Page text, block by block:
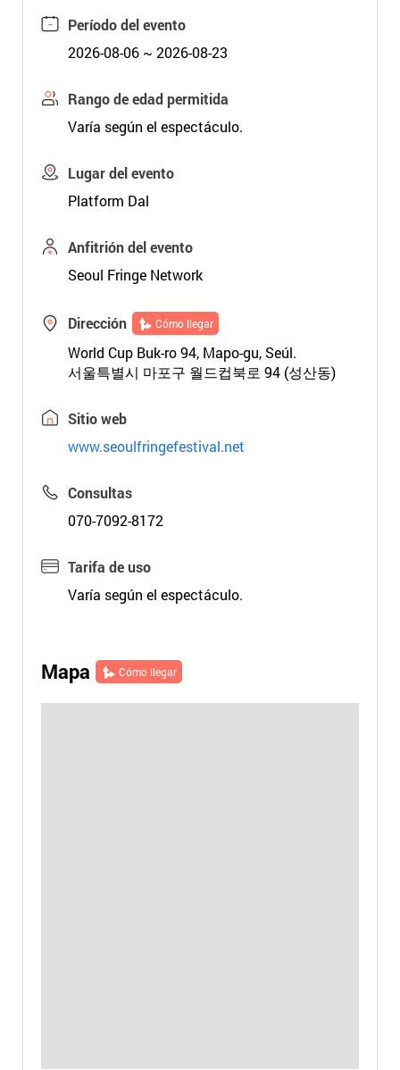
Período del evento
2026-08-06 ~ 2026-08-23
Rango de edad permitida
Varía según el espectáculo.
Lugar del evento
Platform Dal
Anfitrión del evento
Seoul Fringe Network
Dirección Cómo llegar
World Cup Buk-ro 94, Mapo-gu, Seúl.
서울특별시 마포구 월드컵북로 94 (성산동)
Sitio web
www.seoulfringefestival.net
Consultas
070-7092-8172
Tarifa de uso
Varía según el espectáculo.
Mapa Cómo llegar